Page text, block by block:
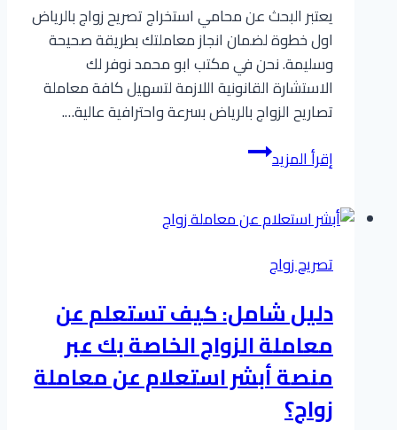
يعتبر البحث عن محامي استخراج تصريح زواج بالرياض
اول خطوة لضمان انجاز معاملتك بطريقة صحيحة
وسليمة. نحن في مكتب ابو محمد نوفر لك
الاستشارة القانونية اللازمة لتسهيل كافة معاملة
تصاريح الزواج بالرياض بسرعة واحترافية عالية….
إقرأ المزيدمحامي
استخراج
زواج
|
سريع
ومضمون
تصريح زواج
دليل شامل: كيف تستعلم عن
معاملة الزواج الخاصة بك عبر
منصة أبشر استعلام عن معاملة
زواج؟